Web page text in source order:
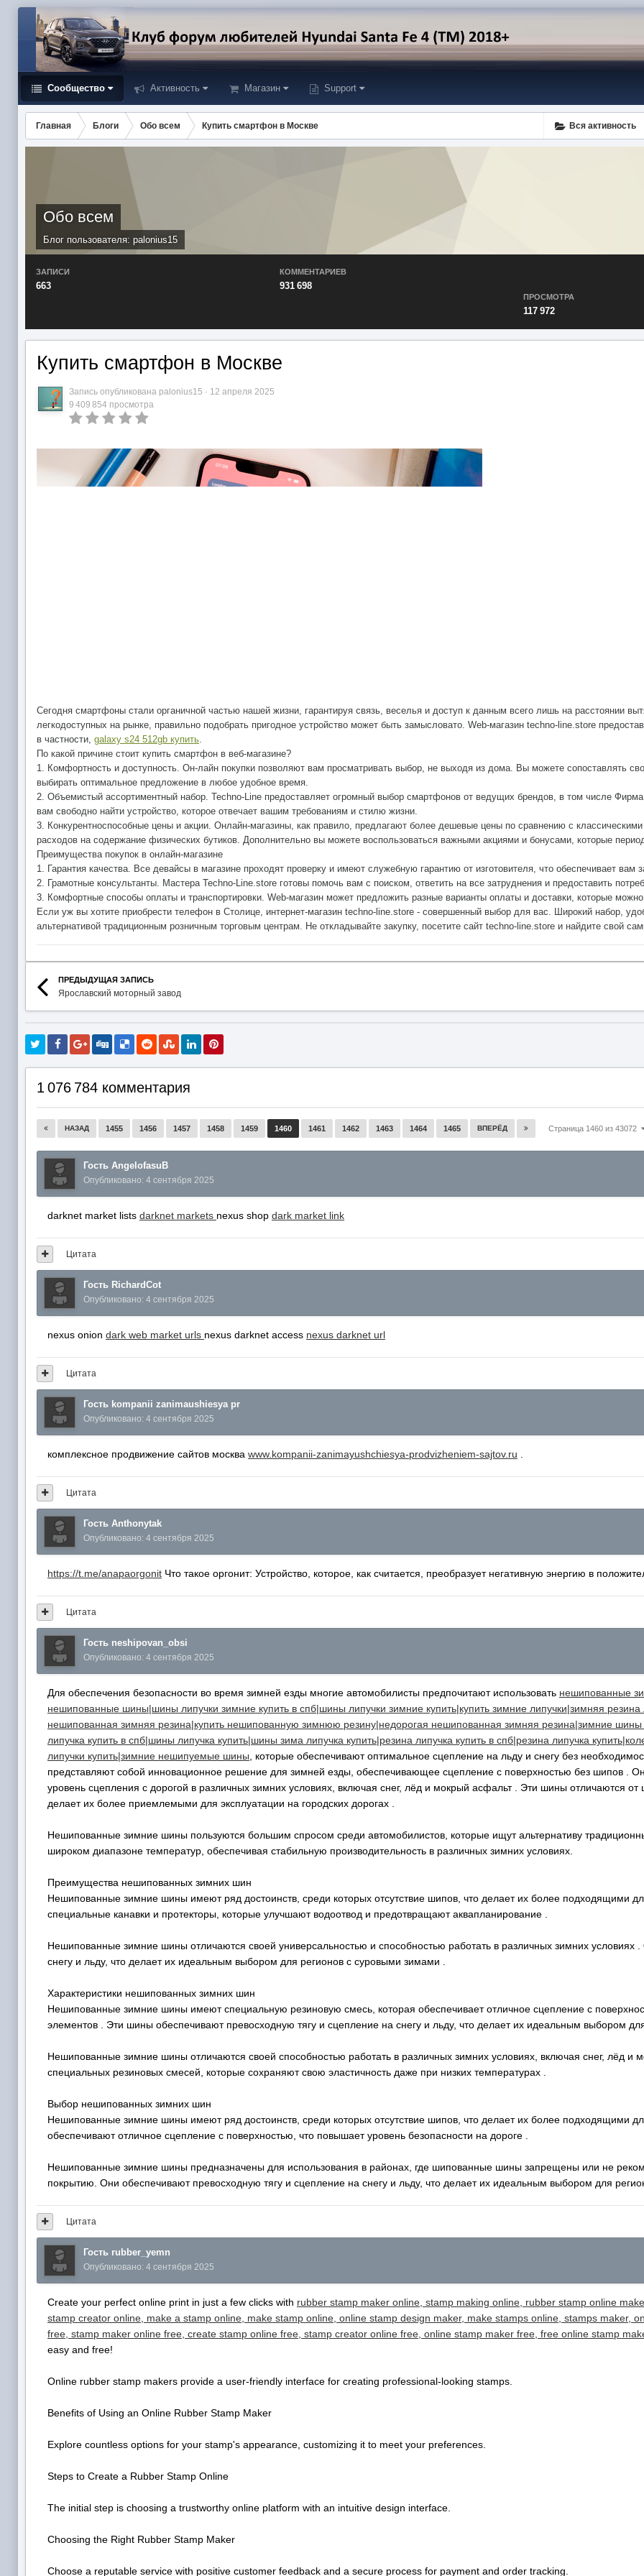
Сообщество Активность Магазин Support
Вся активность
Главная Блоги Обо всем Купить смартфон в Москве
Обо всем
Блог пользователя: palonius15
ЗАПИСИ
663
КОММЕНТАРИЕВ
931 698
ПРОСМОТРА
117 972
Купить смартфон в Москве
Запись опубликована palonius15 · 12 апреля 2025
9 409 854 просмотра
Сегодня смартфоны стали органичной частью нашей жизни, гарантируя связь, веселья и доступ к данным всего лишь на расстоянии
легкодоступных на рынке, правильно подобрать пригодное устройство может быть замысловато. Web-магазин techno-line.store
в частности, galaxy s24 512gb купить.
По какой причине стоит купить смартфон в веб-магазине?
1. Комфортность и доступность. Он-лайн покупки позволяют вам просматривать выбор, не выходя из дома. Вы можете сопоставлять
выбирать оптимальное предложение в любое удобное время.
2. Объемистый ассортиментный набор. Techno-Line предоставляет огромный выбор смартфонов от ведущих брендов, в том числе
вам свободно найти устройство, которое отвечает вашим требованиям и стилю жизни.
3. Конкурентноспособные цены и акции. Онлайн-магазины, как правило, предлагают более дешевые цены по сравнению с
расходов на содержание физических бутиков. Дополнительно вы можете воспользоваться важными акциями и бонусами, которые
Преимущества покупок в онлайн-магазине
1. Гарантия качества. Все девайсы в магазине проходят проверку и имеют служебную гарантию от изготовителя, что обеспечивает
2. Грамотные консультанты. Мастера Techno-Line.store готовы помочь вам с поиском, ответить на все затруднения и предоставить
3. Комфортные способы оплаты и транспортировки. Web-магазин может предложить разные варианты оплаты и доставки, которые
Если уж вы хотите приобрести телефон в Столице, интернет-магазин techno-line.store - совершенный выбор для вас. Широкий набор,
альтернативой традиционным розничным торговым центрам. Не откладывайте закупку, посетите сайт techno-line.store и найдите свой
ПРЕДЫДУЩАЯ ЗАПИСЬ
Ярославский моторный завод
1 076 784 комментария
НАЗАД 1455 1456 1457 1458 1459 1460 1461 1462 1463 1464 1465 ВПЕРЁД Страница 1460 из 43072
Гость AngelofasuB
Опубликовано: 4 сентября 2025
darknet market lists darknet markets nexus shop dark market link
Цитата
Гость RichardCot
Опубликовано: 4 сентября 2025
nexus onion dark web market urls nexus darknet access nexus darknet url
Цитата
Гость kompanii zanimaushiesya pr
Опубликовано: 4 сентября 2025
комплексное продвижение сайтов москва www.kompanii-zanimayushchiesya-prodvizheniem-sajtov.ru
Цитата
Гость Anthonytak
Опубликовано: 4 сентября 2025
https://t.me/anapaorgonit Что такое оргонит: Устройство, которое, как считается, преобразует негативную энергию в
Цитата
Гость neshipovan_obsi
Опубликовано: 4 сентября 2025
Для обеспечения безопасности во время зимней езды многие автомобилисты предпочитают использовать нешипованные
нешипованные шины|шины липучки зимние купить в спб|шины липучки зимние купить|купить зимние липучки|зимняя резина
нешипованная зимняя резина|купить нешипованную зимнюю резину|недорогая нешипованная зимняя резина|зимние
липучка купить в спб|шины липучка купить|шины зима липучка купить|резина липучка купить в спб|резина липучка
липучки купить|зимние нешипуемые шины , которые обеспечивают оптимальное сцепление на льду и снегу без
представляют собой инновационное решение для зимней езды, обеспечивающее сцепление с поверхностью без шипов .
уровень сцепления с дорогой в различных зимних условиях, включая снег, лёд и мокрый асфальт . Эти шины отличаются
делает их более приемлемыми для эксплуатации на городских дорогах .
Нешипованные зимние шины пользуются большим спросом среди автомобилистов, которые ищут альтернативу
широком диапазоне температур, обеспечивая стабильную производительность в различных зимних условиях.
Преимущества нешипованных зимних шин
Нешипованные зимние шины имеют ряд достоинств, среди которых отсутствие шипов, что делает их более подходящими
специальные канавки и протекторы, которые улучшают водоотвод и предотвращают аквапланирование .
Нешипованные зимние шины отличаются своей универсальностью и способностью работать в различных зимних условиях
снегу и льду, что делает их идеальным выбором для регионов с суровыми зимами .
Характеристики нешипованных зимних шин
Нешипованные зимние шины имеют специальную резиновую смесь, которая обеспечивает отличное сцепление с
элементов . Эти шины обеспечивают превосходную тягу и сцепление на снегу и льду, что делает их идеальным выбором
Нешипованные зимние шины отличаются своей способностью работать в различных зимних условиях, включая снег, лёд и
специальных резиновых смесей, которые сохраняют свою эластичность даже при низких температурах .
Выбор нешипованных зимних шин
Нешипованные зимние шины имеют ряд достоинств, среди которых отсутствие шипов, что делает их более подходящими
обеспечивают отличное сцепление с поверхностью, что повышает уровень безопасности на дороге .
Нешипованные зимние шины предназначены для использования в районах, где шипованные шины запрещены или не
покрытию. Они обеспечивают превосходную тягу и сцепление на снегу и льду, что делает их идеальным выбором для
Цитата
Гость rubber_yemn
Опубликовано: 4 сентября 2025
Create your perfect online print in just a few clicks with rubber stamp maker online, stamp making online, rubber stamp online
stamp creator online, make a stamp online, make stamp online, online stamp design maker, make stamps online, stamps maker,
free, stamp maker online free, create stamp online free, stamp creator online free, online stamp maker free, free online stamp
easy and free!
Online rubber stamp makers provide a user-friendly interface for creating professional-looking stamps.
Benefits of Using an Online Rubber Stamp Maker
Explore countless options for your stamp's appearance, customizing it to meet your preferences.
Steps to Create a Rubber Stamp Online
The initial step is choosing a trustworthy online platform with an intuitive design interface.
Choosing the Right Rubber Stamp Maker
Choose a reputable service with positive customer feedback and a secure process for payment and order tracking.